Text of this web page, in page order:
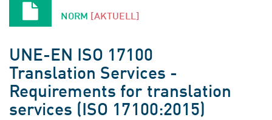
NORM [AKTUELL]
UNE-EN ISO 17100
Translation Services -
Requirements for translation
services (ISO 17100:2015)